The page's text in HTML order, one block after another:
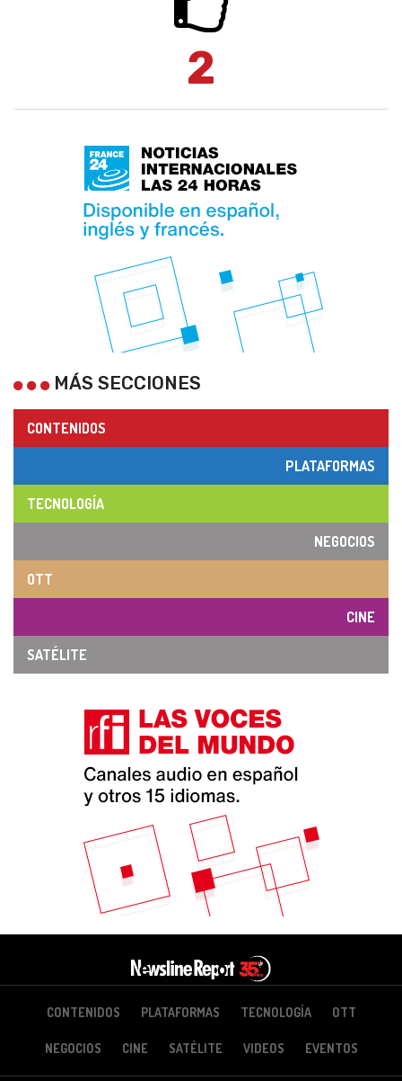
2
MÁS SECCIONES
CONTENIDOS
PLATAFORMAS
TECNOLOGÍA
NEGOCIOS
OTT
CINE
SATÉLITE
CONTENIDOS PLATAFORMAS TECNOLOGÍA OTT
NEGOCIOS CINE SATÉLITE VIDEOS EVENTOS